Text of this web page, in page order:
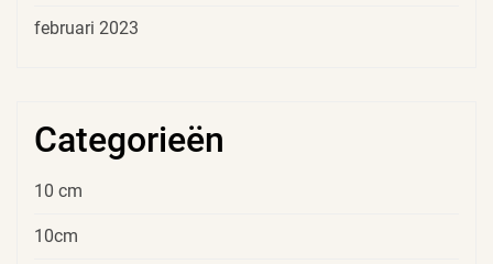
februari 2023
Categorieën
10 cm
10cm